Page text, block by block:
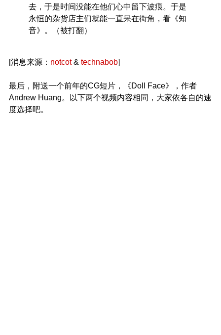
去，于是时间没能在他们心中留下波痕。于是
永恒的杂货店主们就能一直呆在街角，看《知
音》。（被打翻）
[消息来源： notcot& technabob]
最后，附送一个前年的CG短片，《Doll Face》，作者
Andrew Huang。以下两个视频内容相同，大家依各自的速
度选择吧。